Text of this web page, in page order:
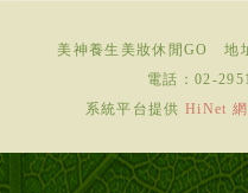
美神養生美妝休閒GO
地
電話： 02-
系統平台提供HiNet